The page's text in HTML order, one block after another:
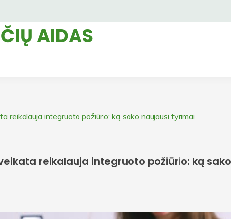
AIDAS
reikalauja integruoto požiūrio: ką sako naujausi tyrimai
reikalauja integruoto požiūrio: ką sako